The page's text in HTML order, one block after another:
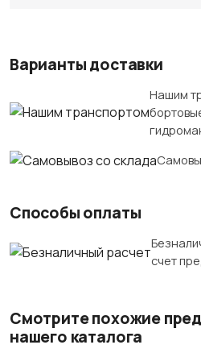
Варианты доставки
Нашим
Способы оплаты
счет
Смотрите похожие
нашего каталога